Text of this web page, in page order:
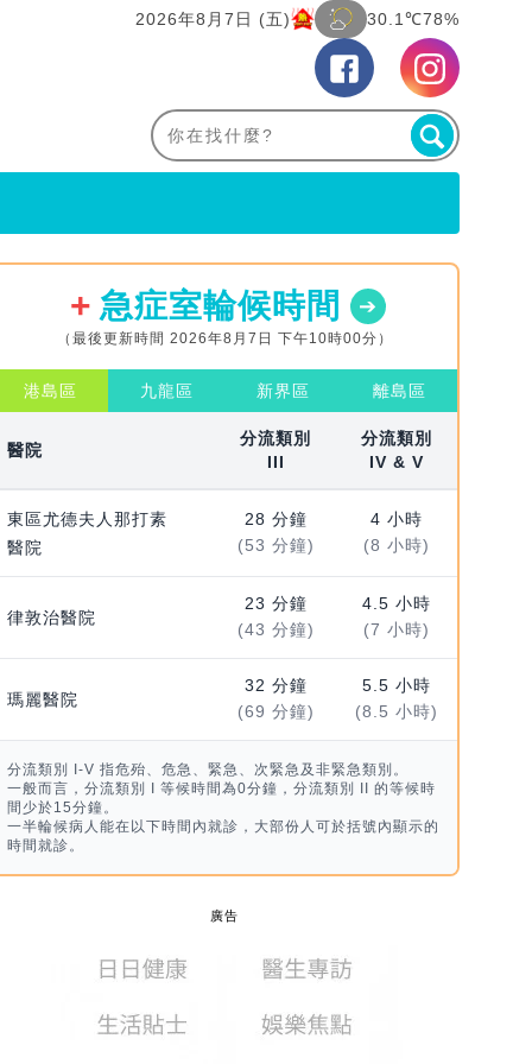
2026年8月7日 (五) 30.1℃78%
急症室輪候時間
（最後更新時間 2026年8月7日 下午10時00分）
港島區 九龍區 新界區 離島區
醫院
分流類別
III
分流類別
IV & V
東區尤德夫人那打素
醫院
28 分鐘
(53 分鐘)
4 小時
(8 小時)
律敦治醫院
23 分鐘
(43 分鐘)
4.5 小時
(7 小時)
瑪麗醫院
32 分鐘
(69 分鐘)
5.5 小時
(8.5 小時)
分流類別 I-V 指危殆、危急、緊急、次緊急及非緊急類別。
一般而言，分流類別 I 等候時間為0分鐘，分流類別 II 的等候時
間少於15分鐘。
一半輪候病人能在以下時間內就診，大部份人可於括號內顯示的
時間就診。
廣告